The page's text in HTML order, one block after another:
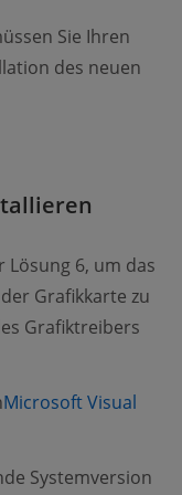
Sie Ihren
des neuen
Lösung 6, um das
Grafikkarte zu
Grafiktreibers
Microsoft Visual
Systemversion